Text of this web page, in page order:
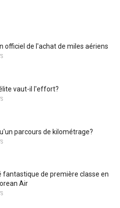
officiel de l'achat de miles aériens
vaut-il l'effort?
parcours de kilométrage?
fantastique de première classe en
Air